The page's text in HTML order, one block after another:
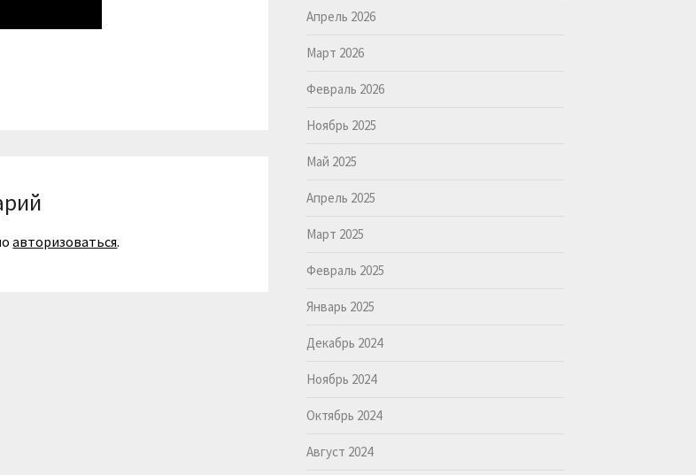
авторизоваться.
Апрель 2026
Март 2026
Февраль 2026
Ноябрь 2025
Май 2025
Апрель 2025
Март 2025
Февраль 2025
Январь 2025
Декабрь 2024
Ноябрь 2024
Октябрь 2024
Август 2024